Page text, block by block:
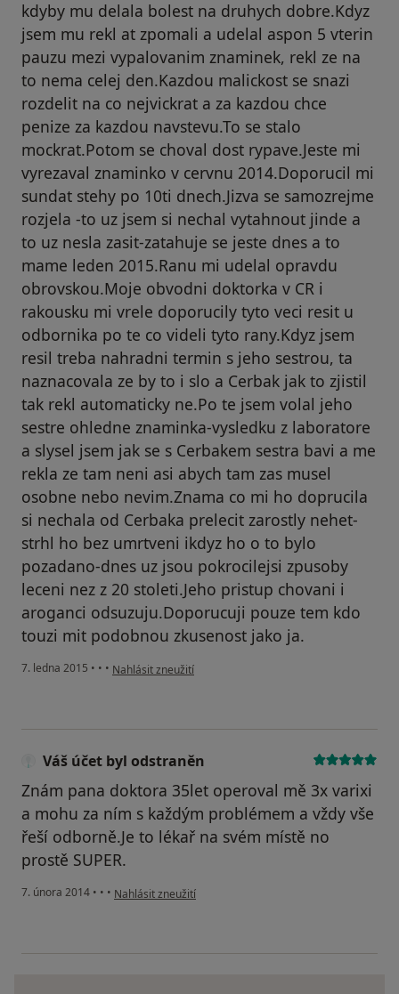
kdyby mu delala bolest na druhych dobre.Kdyz
jsem mu rekl at zpomali a udelal aspon 5 vterin
pauzu mezi vypalovanim znaminek, rekl ze na
to nema celej den.Kazdou malickost se snazi
rozdelit na co nejvickrat a za kazdou chce
penize za kazdou navstevu.To se stalo
mockrat.Potom se choval dost rypave.Jeste mi
vyrezaval znaminko v cervnu 2014.Doporucil mi
sundat stehy po 10ti dnech.Jizva se samozrejme
rozjela -to uz jsem si nechal vytahnout jinde a
to uz nesla zasit-zatahuje se jeste dnes a to
mame leden 2015.Ranu mi udelal opravdu
obrovskou.Moje obvodni doktorka v CR i
rakousku mi vrele doporucily tyto veci resit u
odbornika po te co videli tyto rany.Kdyz jsem
resil treba nahradni termin s jeho sestrou, ta
naznacovala ze by to i slo a Cerbak jak to zjistil
tak rekl automaticky ne.Po te jsem volal jeho
sestre ohledne znaminka-vysledku z laboratore
a slysel jsem jak se s Cerbakem sestra bavi a me
rekla ze tam neni asi abych tam zas musel
osobne nebo nevim.Znama co mi ho doprucila
si nechala od Cerbaka prelecit zarostly nehet-
strhl ho bez umrtveni ikdyz ho o to bylo
pozadano-dnes uz jsou pokrocilejsi zpusoby
leceni nez z 20 stoleti.Jeho pristup chovani i
aroganci odsuzuju.Doporucuji pouze tem kdo
touzi mit podobnou zkusenost jako ja.
7. ledna 2015 • • • podle názoru uživatele Váš účet byl odstraněn
Nahlásit zneužití
Váš účet byl odstraněn
Znám pana doktora 35let operoval mě 3x varixi
a mohu za ním s každým problémem a vždy vše
řeší odborně.Je to lékař na svém místě no
prostě SUPER.
7. února 2014 • • • podle názoru uživatele Váš účet byl odstraněn
Nahlásit zneužití